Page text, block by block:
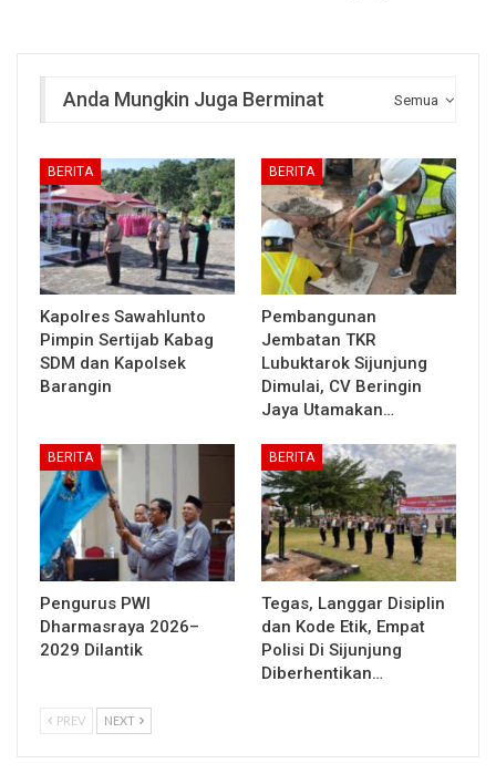
Semua
Anda Mungkin Juga Berminat
BERITA
Kapolres Sawahlunto
Pimpin Sertijab Kabag
SDM dan Kapolsek
Barangin
BERITA
Pembangunan
Jembatan TKR
Lubuktarok Sijunjung
Dimulai, CV Beringin
Jaya Utamakan…
BERITA
Pengurus PWI
Dharmasraya 2026–
2029 Dilantik
BERITA
Tegas, Langgar Disiplin
dan Kode Etik, Empat
Polisi Di Sijunjung
Diberhentikan…
PREV NEXT